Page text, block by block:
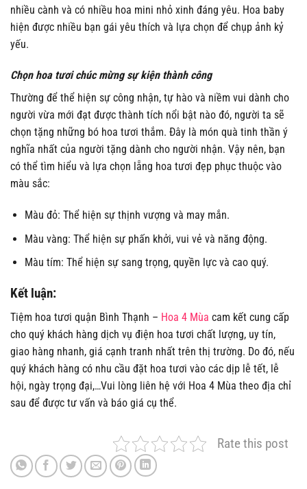
nhiều cành và có nhiều hoa mini nhỏ xinh đáng yêu. Hoa baby
hiện được nhiều bạn gái yêu thích và lựa chọn để chụp ảnh kỷ
yếu.
Chọn hoa tươi chúc mừng sự kiện thành công
Thường để thể hiện sự công nhận, tự hào và niềm vui dành cho
người vừa mới đạt được thành tích nổi bật nào đó, người ta sẽ
chọn tặng những bó hoa tươi thắm. Đây là món quà tinh thần ý
nghĩa nhất của người tặng dành cho người nhận. Vậy nên, bạn
có thể tìm hiểu và lựa chọn lẵng hoa tươi đẹp phục thuộc vào
màu sắc:
Màu đỏ: Thể hiện sự thịnh vượng và may mắn.
Màu vàng: Thể hiện sự phấn khởi, vui vẻ và năng động.
Màu tím: Thể hiện sự sang trọng, quyền lực và cao quý.
Kết luận:
Tiệm hoa tươi quận Bình Thạnh – Hoa 4 Mùa cam kết cung cấp
cho quý khách hàng dịch vụ điện hoa tươi chất lượng, uy tín,
giao hàng nhanh, giá cạnh tranh nhất trên thị trường. Do đó, nếu
quý khách hàng có nhu cầu đặt hoa tươi vào các dịp lễ tết, lễ
hội, ngày trọng đại,…Vui lòng liên hệ với Hoa 4 Mùa theo địa chỉ
sau để được tư vấn và báo giá cụ thể.
Rate this post